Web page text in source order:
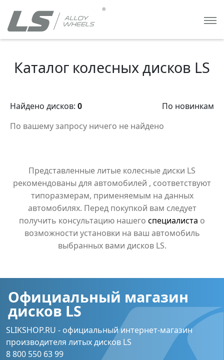
Каталог колесных дисков LS
Найдено дисков: 0
По новинкам
По вашему запросу ничего не найдено
Представленные литые колесные диски LS
рекомендованы для автомобилей , соответствуют
типоразмерам, применяемым на данных
автомобилях. Перед покупкой вам следует
получить консультацию нашего специалиста о
возможности установки на ваш автомобиль
выбранных вами дисков LS.
Официальный магазин
дисков LS
SLIKSHOP.RU - официальный интернет-магазин
производителя литых дисков LS
8 800 550 63 99